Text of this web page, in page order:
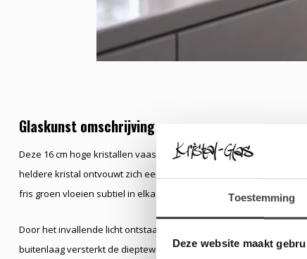
Toestemming
Deze website maakt
Glaskunst omschrijving
Deze 16 cm hoge kristallen vaas is een compact maar krachtig
heldere kristal ontvouwt zich een schitterend samenspel van
fris groen vloeien subtiel in elkaar over.
Door het invallende licht ontstaat een levendig kleurenspectrum
buitenlaag versterkt de dieptewerking van de kleurrijke kern,